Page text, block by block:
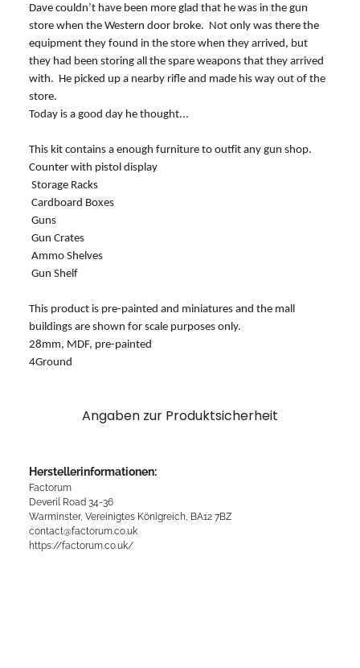
Dave couldn’t have been more glad that he was in the gun
store when the Western door broke. Not only was there the
equipment they found in the store when they arrived, but
they had been storing all the spare weapons that they arrived
with. He picked up a nearby rifle and made his way out of the
store.
Today is a good day he thought...
This kit contains a enough furniture to outfit any gun shop.
Counter with pistol display
Storage Racks
Cardboard Boxes
Guns
Gun Crates
Ammo Shelves
Gun Shelf
This product is pre-painted and miniatures and the mall
buildings are shown for scale purposes only.
28mm, MDF, pre-painted
4Ground
Angaben zur Produktsicherheit
Herstellerinformationen:
Factorum
Deveril Road 34-36
Warminster, Vereinigtes Königreich, BA12 7BZ
contact@factorum.co.uk
https://factorum.co.uk/